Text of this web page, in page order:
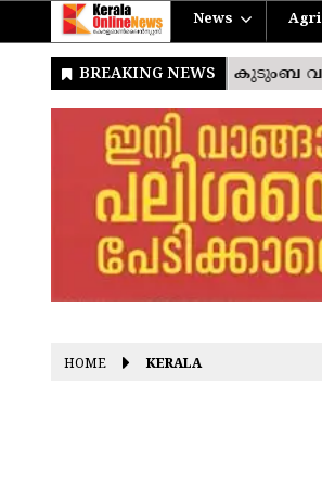
News
HOME KERALA